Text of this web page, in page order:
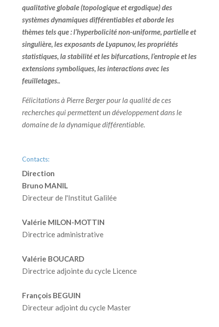
qualitative globale (topologique et ergodique) des
systèmes dynamiques différentiables et aborde les
thèmes tels que : l’hyperbolicité non-uniforme, partielle et
singulière, les exposants de Lyapunov, les propriétés
statistiques, la stabilité et les bifurcations, l’entropie et les
extensions symboliques, les interactions avec les
feuilletages..
Félicitations à Pierre Berger pour la qualité de ces
recherches qui permettent un développement dans le
domaine de la dynamique différentiable.
Contacts:
Direction
Bruno MANIL
Directeur de l'Institut Galilée
Valérie MILON-MOTTIN
Directrice administrative
Valérie BOUCARD
Directrice adjointe du cycle Licence
François BEGUIN
Directeur adjoint du cycle Master